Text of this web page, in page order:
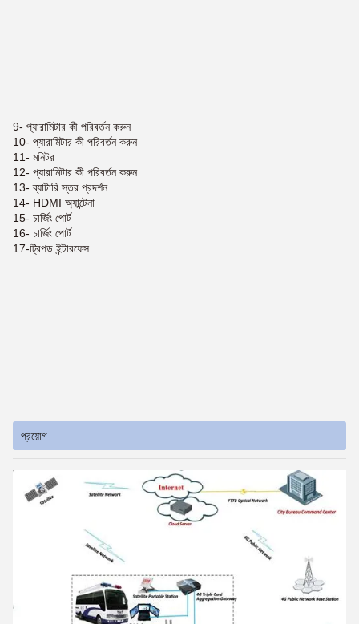
9- প্যারামিটার কী পরিবর্তন করুন
10- প্যারামিটার কী পরিবর্তন করুন
11- মনিটর
12- প্যারামিটার কী পরিবর্তন করুন
13- ব্যাটারি স্তর প্রদর্শন
14- HDMI অ্যান্টেনা
15- চার্জিং পোর্ট
16- চার্জিং পোর্ট
17-ট্রিপড ইন্টারফেস
প্রয়োগ